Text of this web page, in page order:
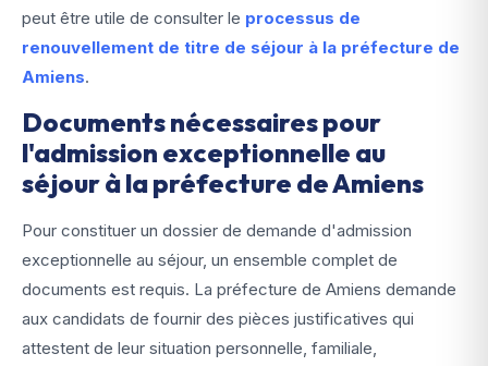
peut être utile de consulter le processus de
renouvellement de titre de séjour à la préfecture de
Amiens.
Documents nécessaires pour
l'admission exceptionnelle au
séjour à la préfecture de Amiens
Pour constituer un dossier de demande d'admission
exceptionnelle au séjour, un ensemble complet de
documents est requis. La préfecture de Amiens demande
aux candidats de fournir des pièces justificatives qui
attestent de leur situation personnelle, familiale,